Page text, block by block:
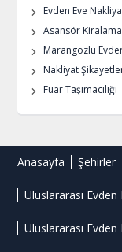
Evden Eve
Asansör
Marangozlu
Nakliyat
Fuar Taşımacılığı
Anasayfa Şehirler
Uluslararası
Uluslararası Evden